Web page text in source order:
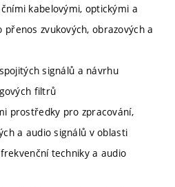
kabelovými, optickými a
zvukových, obrazových a
signálů a návrhu
filtrů
prostředky pro zpracování,
a audio signálů v oblasti
techniky a audio